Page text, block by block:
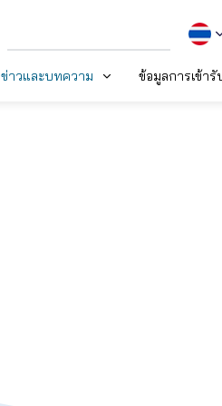
ข่าวและบทความ ข้อมูลการเข้า